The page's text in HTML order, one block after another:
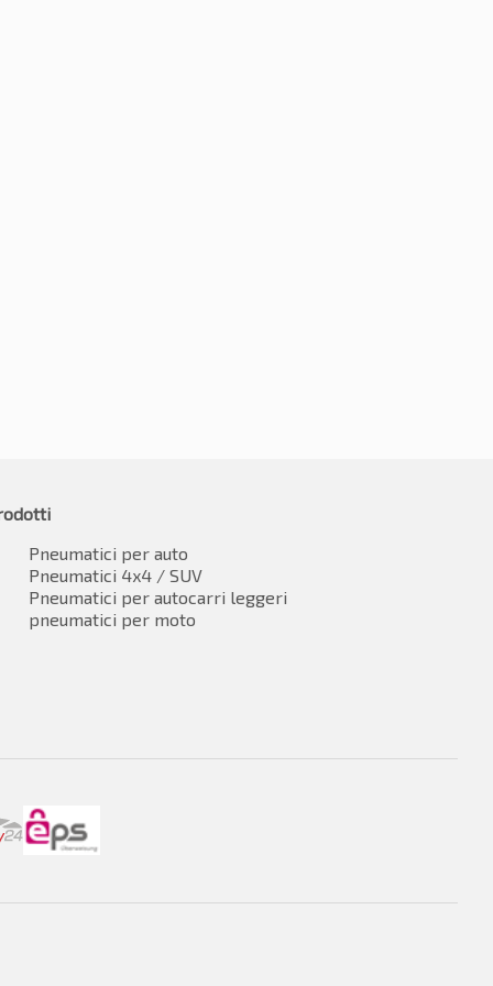
103H
Pneumatici per auto
Pneumatici 4x4 / SUV
Pneumatici per autocarri leggeri
pneumatici per moto